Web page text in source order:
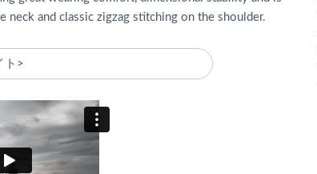
and classic zigzag stitching on the shoulder.
ト>